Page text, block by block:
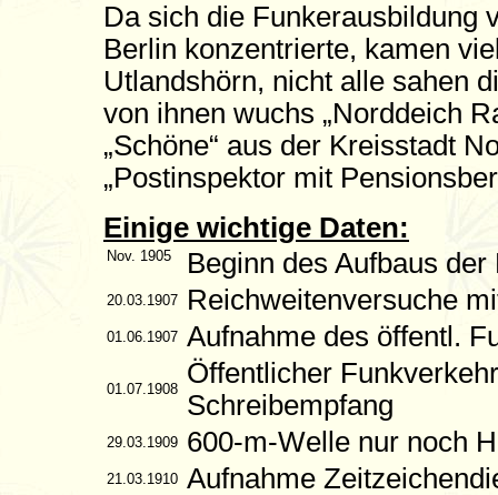
Da sich die Funkerausbildung
Berlin konzentrierte, kamen
Utlandshörn, nicht alle sahen
von ihnen wuchs „Norddeich
„Schöne“ aus der Kreisstadt
„Postinspektor mit
Einige wichtige Daten:
Nov. 1905 Beginn des Aufbaus
20.03.1907 Reichweitenversuche
01.06.1907 Aufnahme des öffentl.
01.07.1908
Öffentlicher
Schreibempfang
29.03.1909 600-m-Welle nur noch
21.03.1910 Aufnahme